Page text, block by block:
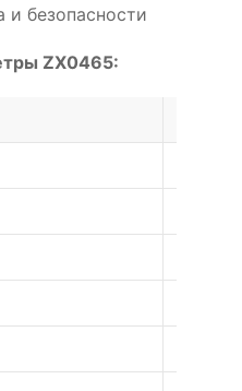
и безопасности
ZX0465: